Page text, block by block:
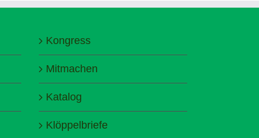
Kongress
Mitmachen
Katalog
Klöppelbriefe